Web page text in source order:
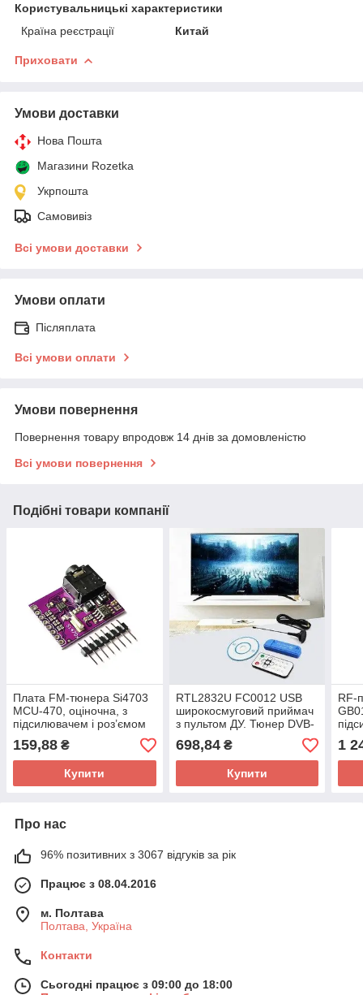
Користувальницькі характеристики
Країна реєстрації
Китай
Приховати
Умови доставки
Нова Пошта
Магазини Rozetka
Укрпошта
Самовивіз
Всі умови доставки
Умови оплати
Післяплата
Всі умови оплати
Умови повернення
Повернення товару впродовж 14 днів за домовленістю
Всі умови повернення
Подібні товари компанії
Плата FM-тюнера Si4703
MCU-470, оціночна, з
підсилювачем і роз’ємом
3.5 мм
159,88 ₴
Купити
RTL2832U FC0012 USB
широкосмуговий приймач
з пультом ДУ. Тюнер DVB-
T, FM
698,84₴
Купити
RF-
5 В
1
Про нас
96% позитивних з 3067 відгуків за рік
Працює з 08.04.2016
м. Полтава
Полтава, Україна
Контакти
Сьогодні працює з 09:00 до 18:00